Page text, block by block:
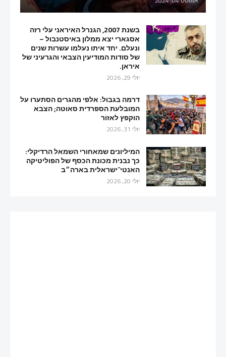
בשנת 2007, הגנרל האיראני עלי רזה
אסגארי יצא ממלון באיסטנבול –
ונעלם. יחד איתו נעלמו עשרות שנים
של סודות המודיעין הצבאי והגרעיני של
איראן.
יולי 29, 2026
דרמה בגבול: אלפי מהגרים הסתערו על
המובלעת הספרדית סאוטה; הצבא
הוקפץ לאזור
יולי 31, 2026
המיליונים שמאחורי השמאל הרדיקלי:
כך נבנית מכונת הכסף של הפוליטיקה
האנטי־ישראלית בארה״ב
יולי 20, 2026